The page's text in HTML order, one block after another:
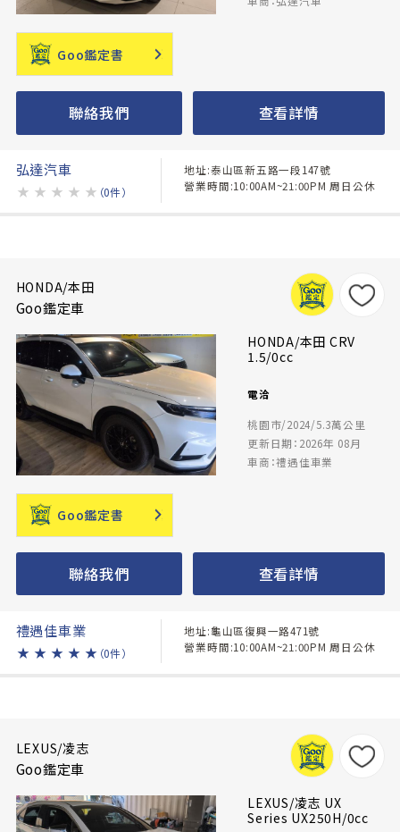
Goo鑑定書
聯絡我們 查看詳情
弘達汽車
★ ★ ★ ★ ★ （0件）
地址:泰山區新五路一段147號
營業時間:10:00AM~21:00PM 周日公休
HONDA/本田
Goo鑑定車
HONDA/本田 CRV
1.5/0cc
電洽
桃園市/2024/5.3萬公里
更新日期：2026年 08月
車商：禮遇佳車業
Goo鑑定書
聯絡我們 查看詳情
禮遇佳車業
★ ★ ★ ★ ★ （0件）
地址:龜山區復興一路471號
營業時間:10:00AM~21:00PM 周日公休
LEXUS/凌志
Goo鑑定車
LEXUS/凌志 UX
Series UX250H/0cc